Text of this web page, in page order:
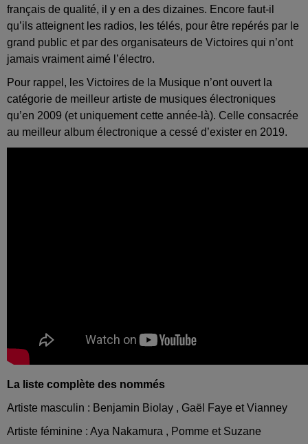
français de qualité, il y en a des dizaines. Encore faut-il
qu’ils atteignent les radios, les télés, pour être repérés par le
grand public et par des organisateurs de Victoires qui n’ont
jamais vraiment aimé l’électro.
Pour rappel, les Victoires de la Musique n’ont ouvert la
catégorie de meilleur artiste de musiques électroniques
qu’en 2009 (et uniquement cette année-là). Celle consacrée
au meilleur album électronique a cessé d’exister en 2019.
La liste complète des nommés
Artiste masculin : Benjamin Biolay , Gaël Faye et Vianney
Artiste féminine : Aya Nakamura , Pomme et Suzane